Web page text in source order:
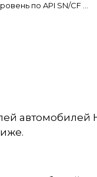
по API SN/CF и
автомобилей